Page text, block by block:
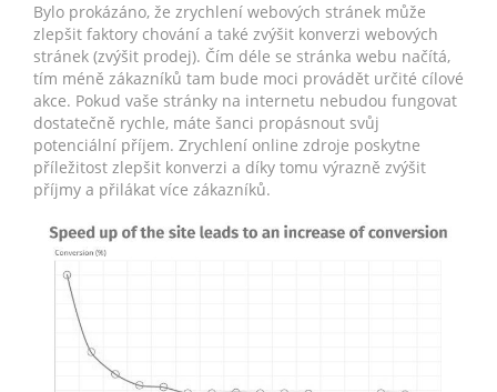
Bylo prokázáno, že zrychlení webových stránek může
zlepšit faktory chování a také zvýšit konverzi webových
stránek (zvýšit prodej). Čím déle se stránka webu načítá,
tím méně zákazníků tam bude moci provádět určité cílové
akce. Pokud vaše stránky na internetu nebudou fungovat
dostatečně rychle, máte šanci propásnout svůj
potenciální příjem. Zrychlení online zdroje poskytne
příležitost zlepšit konverzi a díky tomu výrazně zvýšit
příjmy a přilákat více zákazníků.